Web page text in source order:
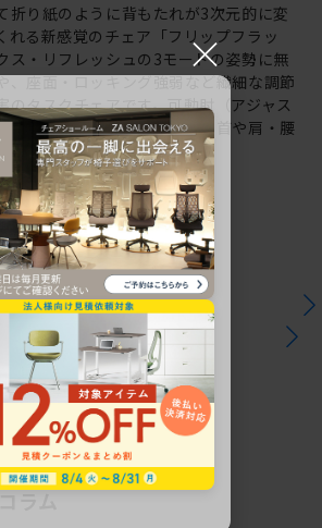
折り紙のように背もたれが3次元的に変
れる新感覚のチェア「フリップフラッ
ス・リフレッシュの3モードの姿勢に無
、座面・ロッキング強弱など繊細な調節
のタスクチェアです。可動肘（アジャス
長時間のパソコン作業による首や肩・腰
す。
注意事項
ラム
×